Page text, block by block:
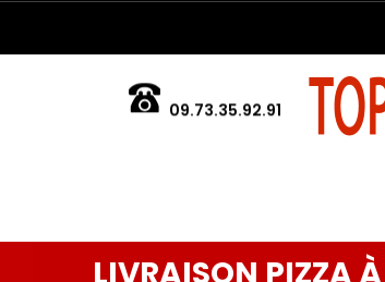
09.73.35.92.91